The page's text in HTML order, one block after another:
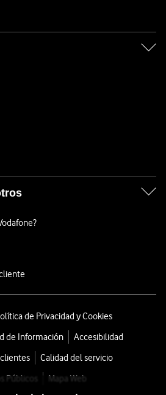
de Privacidad y Cookies
de Información
Accesibilidad
Calidad del servicio
Públicos
Mapa Web